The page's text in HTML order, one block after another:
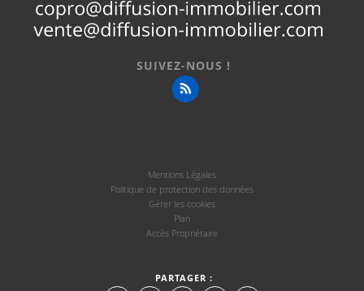
SUIVEZ-NOUS !
Mentions Légales
Politique de protection des données
Gérer les cookies
Plan
Accès Propriétaire
PARTAGER :